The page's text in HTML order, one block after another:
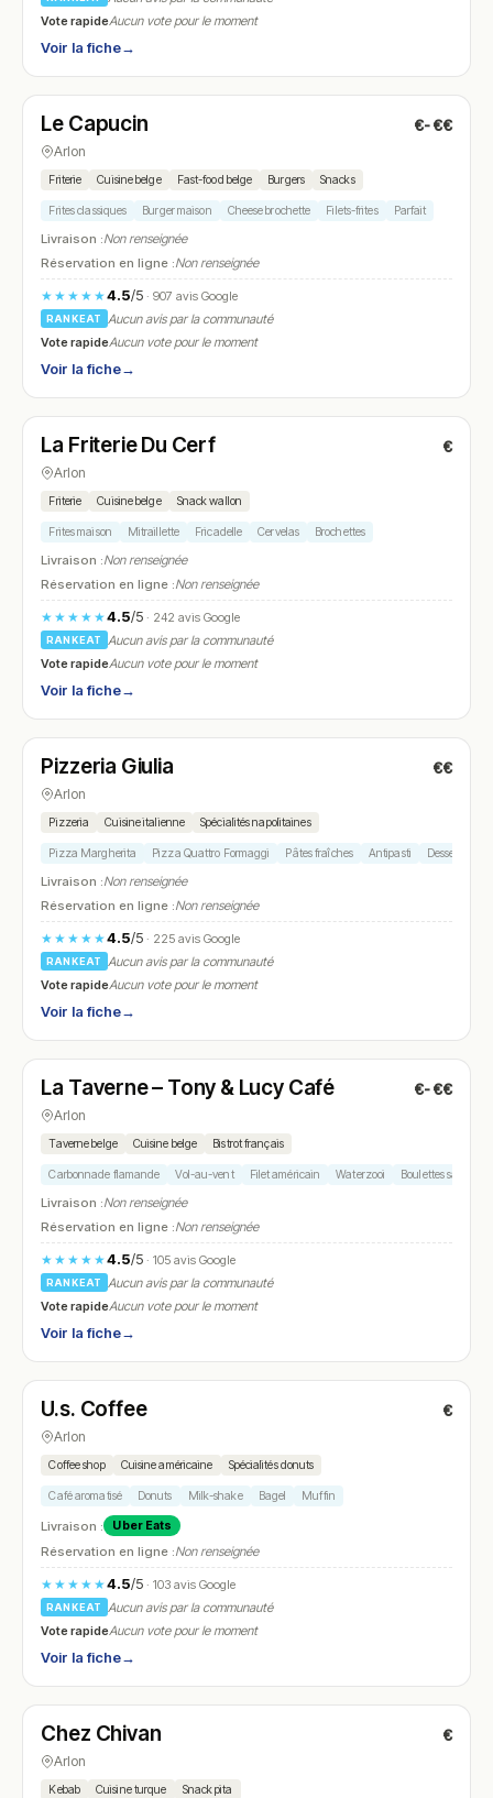
Vote rapideAucun vote pour le moment
Voir la fiche→
N° 23
Le Capucin €-€€
Arlon
Friterie Cuisine belge Fast-food belge Burgers Snacks
Frites classiques Burger maison Cheese brochette Filets-frites Parfait
Livraison :Non renseignée
Réservation en ligne :Non renseignée
★★★★★4.5/5· 907 avis Google
RANKEAT
Aucun avis par la communauté
Vote rapideAucun vote pour le moment
Voir la fiche→
N° 24
La Friterie Du Cerf €
Arlon
Friterie Cuisine belge Snack wallon
Frites maison Mitraillette Fricadelle Cervelas Brochettes
Livraison :Non renseignée
Réservation en ligne :Non renseignée
★★★★★4.5/5· 242 avis Google
RANKEAT
Aucun avis par la communauté
Vote rapideAucun vote pour le moment
Voir la fiche→
N° 25
Pizzeria Giulia €€
Arlon
Pizzeria Cuisine italienne Spécialités napolitaines
Pizza Margherita Pizza Quattro Formaggi Pâtes fraîches Antipasti Desserts
Livraison :Non renseignée
Réservation en ligne :Non renseignée
★★★★★4.5/5· 225 avis Google
RANKEAT
Aucun avis par la communauté
Vote rapideAucun vote pour le moment
Voir la fiche→
N° 26
La Taverne – Tony & Lucy Café €-€€
Arlon
Taverne belge Cuisine belge Bistrot français
Carbonnade flamande Vol-au-vent Filet américain Waterzooi Boulettes sauce
Livraison :Non renseignée
Réservation en ligne :Non renseignée
★★★★★4.5/5· 105 avis Google
RANKEAT
Aucun avis par la communauté
Vote rapideAucun vote pour le moment
Voir la fiche→
N° 27
U.s. Coffee €
Arlon
Coffee shop Cuisine américaine Spécialités donuts
Café aromatisé Donuts Milk-shake Bagel Muffin
Livraison : Uber Eats
Réservation en ligne :Non renseignée
★★★★★4.5/5· 103 avis Google
RANKEAT
Aucun avis par la communauté
Vote rapideAucun vote pour le moment
Voir la fiche→
N° 28
Chez Chivan €
Arlon
Kebab Cuisine turque Snack pita